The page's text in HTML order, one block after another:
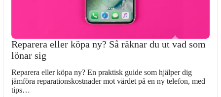
Reparera eller köpa ny? Så räknar du ut vad som
lönar sig
Reparera eller köpa ny? En praktisk guide som hjälper dig
jämföra reparationskostnader mot värdet på en ny telefon, med
tips…